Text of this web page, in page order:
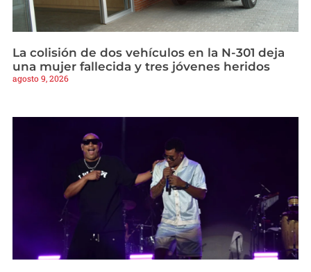
La colisión de dos vehículos en la N-301 deja
una mujer fallecida y tres jóvenes heridos
agosto 9, 2026